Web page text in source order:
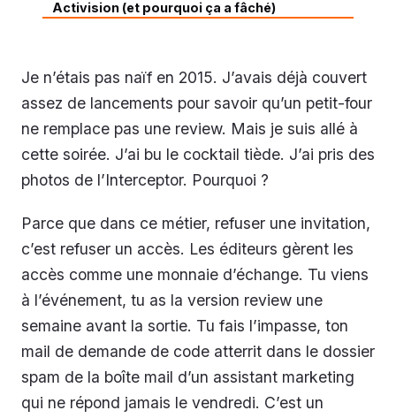
Activision (et pourquoi ça a fâché)
Je n’étais pas naïf en 2015. J’avais déjà couvert
assez de lancements pour savoir qu’un petit-four
ne remplace pas une review. Mais je suis allé à
cette soirée. J’ai bu le cocktail tiède. J’ai pris des
photos de l’Interceptor. Pourquoi ?
Parce que dans ce métier, refuser une invitation,
c’est refuser un accès. Les éditeurs gèrent les
accès comme une monnaie d’échange. Tu viens
à l’événement, tu as la version review une
semaine avant la sortie. Tu fais l’impasse, ton
mail de demande de code atterrit dans le dossier
spam de la boîte mail d’un assistant marketing
qui ne répond jamais le vendredi. C’est un